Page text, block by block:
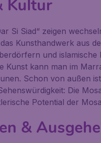
Kultur
Si Siad“ zeigen
Kunsthandwerk aus
und islamische
Kunst kann man im
Schon von außen
Die
Potential der
&